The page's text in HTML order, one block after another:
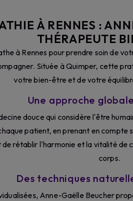
À RENNES :
THÉRAPEUTE
à Rennes pour prendre soin de
Située à Quimper, cette
votre bien-être et de votre
Une approche
douce qui considère l'être
patient, en prenant en compte
rétablir l'harmonie et la vitalité de
corps.
Des techniques
Anne-Gaëlle Beucher